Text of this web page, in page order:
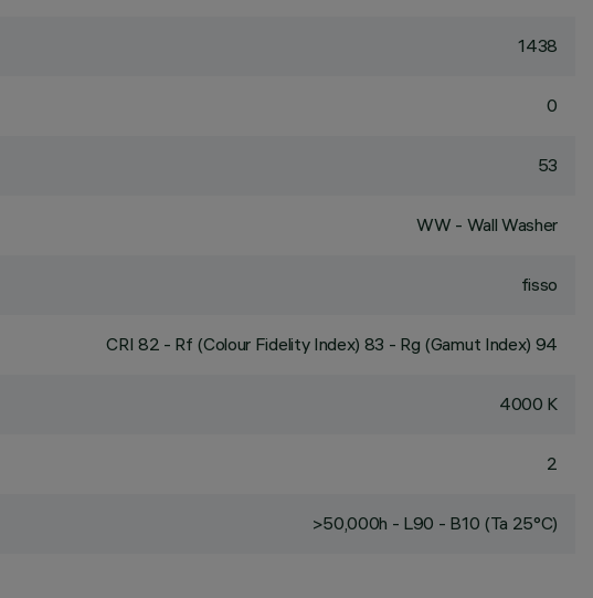
1438
0
53
WW - Wall Washer
fisso
CRI 82 - Rf (Colour Fidelity Index) 83 - Rg (Gamut Index) 94
4000 K
2
>50,000h - L90 - B10 (Ta 25°C)